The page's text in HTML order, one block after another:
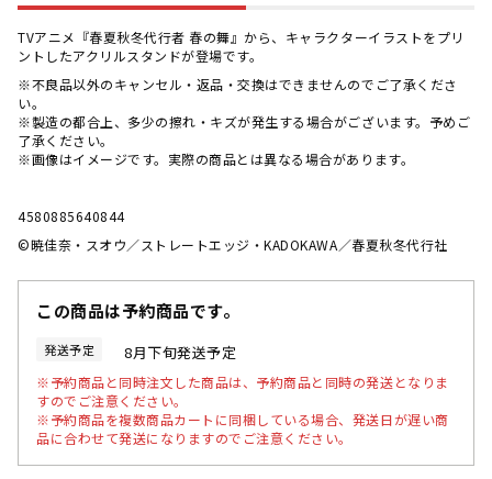
TVアニメ『春夏秋冬代行者 春の舞』から、キャラクターイラストをプリ
ントしたアクリルスタンドが登場です。
※不良品以外のキャンセル・返品・交換はできませんのでご了承くださ
い。
※製造の都合上、多少の擦れ・キズが発生する場合がございます。予めご
了承ください。
※画像はイメージです。実際の商品とは異なる場合があります。
4580885640844
©暁佳奈・スオウ／ストレートエッジ・KADOKAWA／春夏秋冬代行社
この商品は予約商品です。
発送予定 8月下旬発送予定
※予約商品と同時注文した商品は、予約商品と同時の発送となりま
すのでご注意ください。
※予約商品を複数商品カートに同梱している場合、発送日が遅い商
品に合わせて発送になりますのでご注意ください。